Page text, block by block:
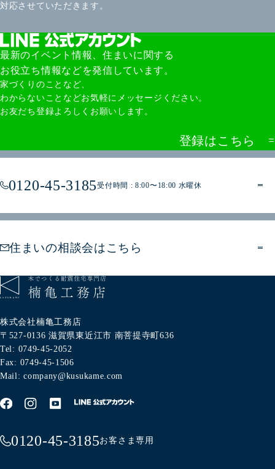
対応させていただきます。
0120-45-3185受付時間 : 8:00〜18:00 水曜休
住まいの相談会はこちら
最新のイベント情報、住まいに関する
お役立ち情報などを発信しています。
家づくりのことなど、
わからないことなどお気軽にメッセージください。
お友だち登録よろしくお願いします。
登録はこちら
株式会社楠亀工務店
〒527-0136 滋賀県東近江市 南菩提寺町636
Tel: 0749-45-2052
Fax: 0749-45-1506
Mail: company@kusukame.com
0120-45-3185お客さま専用